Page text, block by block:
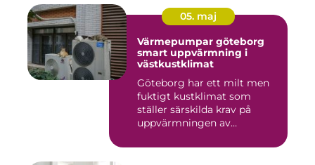
05. maj
Värmepumpar göteborg
smart uppvärmning i
västkustklimat
Göteborg har ett milt men
fuktigt kustklimat som
ställer särskilda krav på
uppvärmningen av